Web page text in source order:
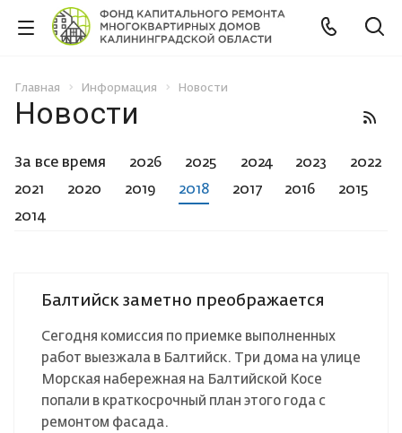
Главная Информация Новости
Новости
За все время 2026 2025 2024 2023
2022
2021
2020 2019 2018 2017 2016
2015
2014
Балтийск заметно преображается
Сегодня комиссия по приемке выполненных
работ выезжала в Балтийск. Три дома на улице
Морская набережная на Балтийской Косе
попали в краткосрочный план этого года с
ремонтом фасада.